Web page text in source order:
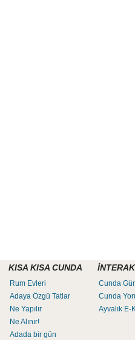
KISA KISA CUNDA
Rum Evleri
Adaya Özgü Tatlar
Ne Yapılır
Ne Alınır!
Adada bir gün
Cunda
Cunda
Ayvalık E-